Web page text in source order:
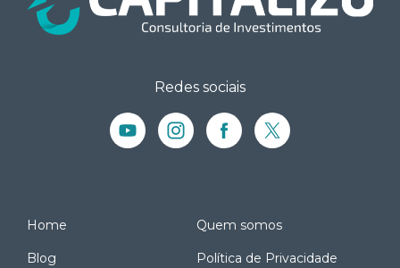
Redes sociais
Home Quem somos
Blog Política de Privacidade